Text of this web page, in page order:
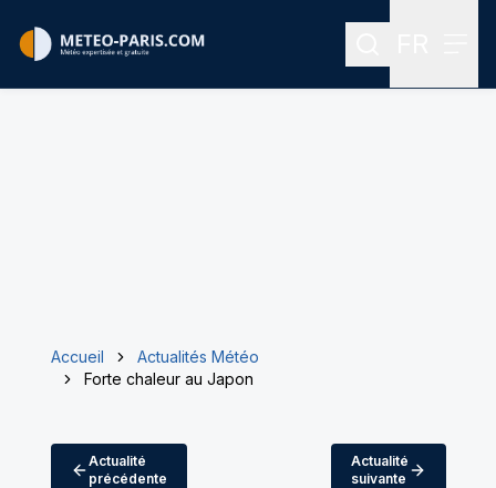
Rechercher
Accueil
Actualités Météo
Forte chaleur au Japon
Actualité
précédente
Actualité
suivante